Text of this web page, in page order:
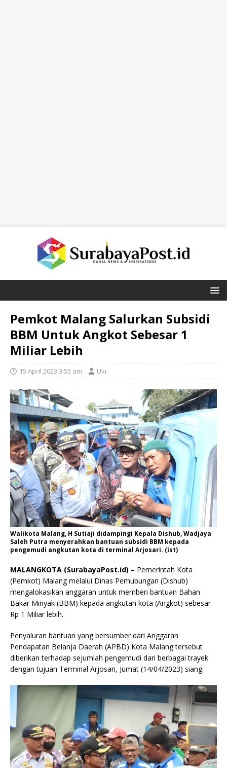
Pemkot Malang Salurkan Subsidi
BBM Untuk Angkot Sebesar 1
Miliar Lebih
15 April 2023 3:55 am Uki
Walikota Malang, H Sutiaji didampingi Kepala Dishub, Wadjaya
Saleh Putra menyerahkan bantuan subsidi BBM kepada
pengemudi angkutan kota di terminal Arjosari. (ist)
MALANGKOTA (SurabayaPost.id) – Pemerintah Kota
(Pemkot) Malang melalui Dinas Perhubungan (Dishub)
mengalokasikan anggaran untuk memberi bantuan Bahan
Bakar Minyak (BBM) kepada angkutan kota (Angkot) sebesar
Rp 1 Miliar lebih.
Penyaluran bantuan yang bersumber dari Anggaran
Pendapatan Belanja Daerah (APBD) Kota Malang tersebut
diberikan terhadap sejumlah pengemudi dari berbagai trayek
dengan tujuan Terminal Arjosari, Jumat (14/04/2023) siang.